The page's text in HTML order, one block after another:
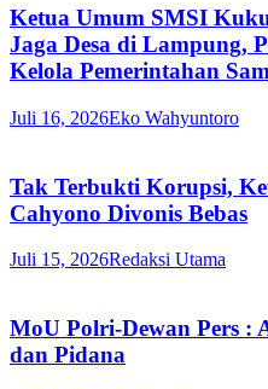
Ketua Umum SMSI
Jaga Desa di Lampung,
Kelola Pemerintahan
Juli 16, 2026Eko Wahyuntoro
Tak Terbukti Korupsi,
Cahyono Divonis Bebas
Juli 15, 2026Redaksi Utama
MoU Polri-Dewan Pers :
dan Pidana